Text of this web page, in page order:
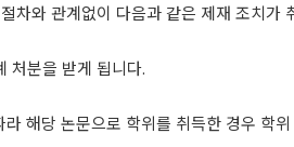
차와 관계없이 다음과 같은 제재 조치가
처분을 받게 됩니다.
라 해당 논문으로 학위를 취득한 경우 학